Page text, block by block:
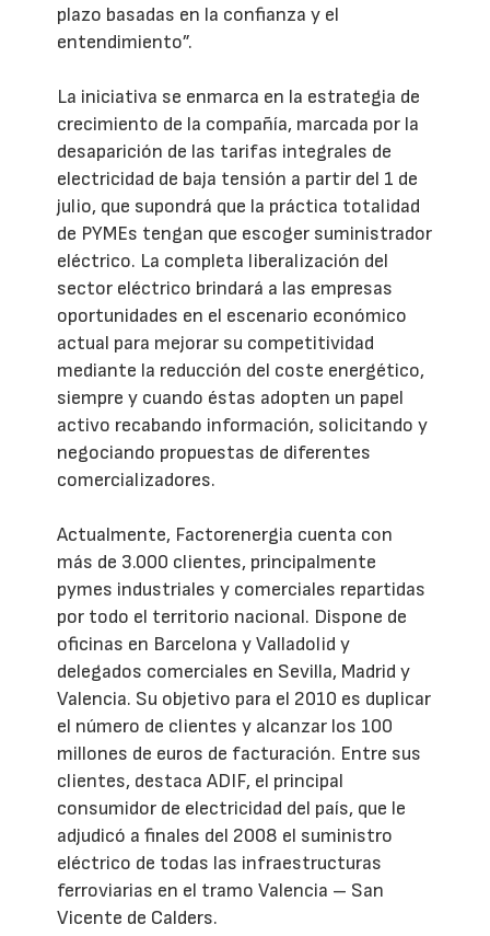
plazo basadas en la confianza y el
entendimiento”.
La iniciativa se enmarca en la estrategia de
crecimiento de la compañía, marcada por la
desaparición de las tarifas integrales de
electricidad de baja tensión a partir del 1 de
julio, que supondrá que la práctica totalidad
de PYMEs tengan que escoger suministrador
eléctrico. La completa liberalización del
sector eléctrico brindará a las empresas
oportunidades en el escenario económico
actual para mejorar su competitividad
mediante la reducción del coste energético,
siempre y cuando éstas adopten un papel
activo recabando información, solicitando y
negociando propuestas de diferentes
comercializadores.
Actualmente, Factorenergia cuenta con
más de 3.000 clientes, principalmente
pymes industriales y comerciales repartidas
por todo el territorio nacional. Dispone de
oficinas en Barcelona y Valladolid y
delegados comerciales en Sevilla, Madrid y
Valencia. Su objetivo para el 2010 es duplicar
el número de clientes y alcanzar los 100
millones de euros de facturación. Entre sus
clientes, destaca ADIF, el principal
consumidor de electricidad del país, que le
adjudicó a finales del 2008 el suministro
eléctrico de todas las infraestructuras
ferroviarias en el tramo Valencia – San
Vicente de Calders.